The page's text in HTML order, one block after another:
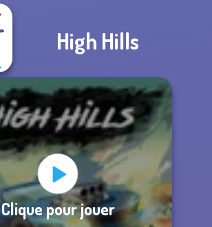
High Hills
Clique pour jouer